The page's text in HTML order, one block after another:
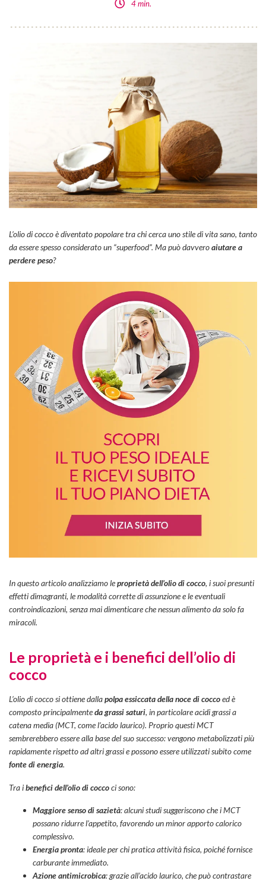
4 min.
L’olio di cocco è diventato popolare tra chi cerca uno stile di vita sano, tanto
da essere spesso considerato un “superfood”. Ma può davveroaiutare a
perdere peso?
In questo articolo analizziamo leproprietà dell’olio di cocco, i suoi presunti
effetti dimagranti, le modalità corrette di assunzione e le eventuali
controindicazioni, senza mai dimenticare che nessun alimento da solo fa
miracoli.
Le proprietà e i benefici dell’olio di
cocco
L’olio di cocco si ottiene dallapolpa essiccata della noce di coccoed è
composto principalmenteda grassi saturi, in particolare acidi grassi a
catena media (MCT, come l’acido laurico). Proprio questi MCT
sembrerebbero essere alla base del suo successo: vengono metabolizzati più
rapidamente rispetto ad altri grassi e possono essere utilizzati subito come
fonte di energia.
Tra ibenefici dell’olio di coccoci sono:
Maggiore senso di sazietà: alcuni studi suggeriscono che i MCT
possano ridurre l’appetito, favorendo un minor apporto calorico
complessivo.
Energia pronta: ideale per chi pratica attività fisica, poiché fornisce
carburante immediato.
Azione antimicrobica: grazie all’acido laurico, che può contrastare